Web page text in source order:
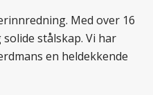
Med over 16
stålskap. Vi har
en heldekkende